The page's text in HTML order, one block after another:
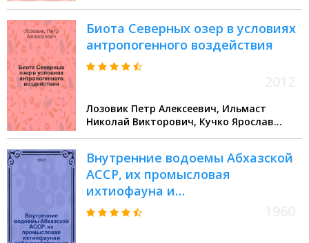
Биота Северных озер в условиях
антропогенного воздействия
Лозовик Петр Алексеевич, Ильмаст
Николай Викторович, Кучко Ярослав
Внутренние водоемы Абхазской
АССР, их промысловая
ихтиофауна и
рабохозяйственное значение